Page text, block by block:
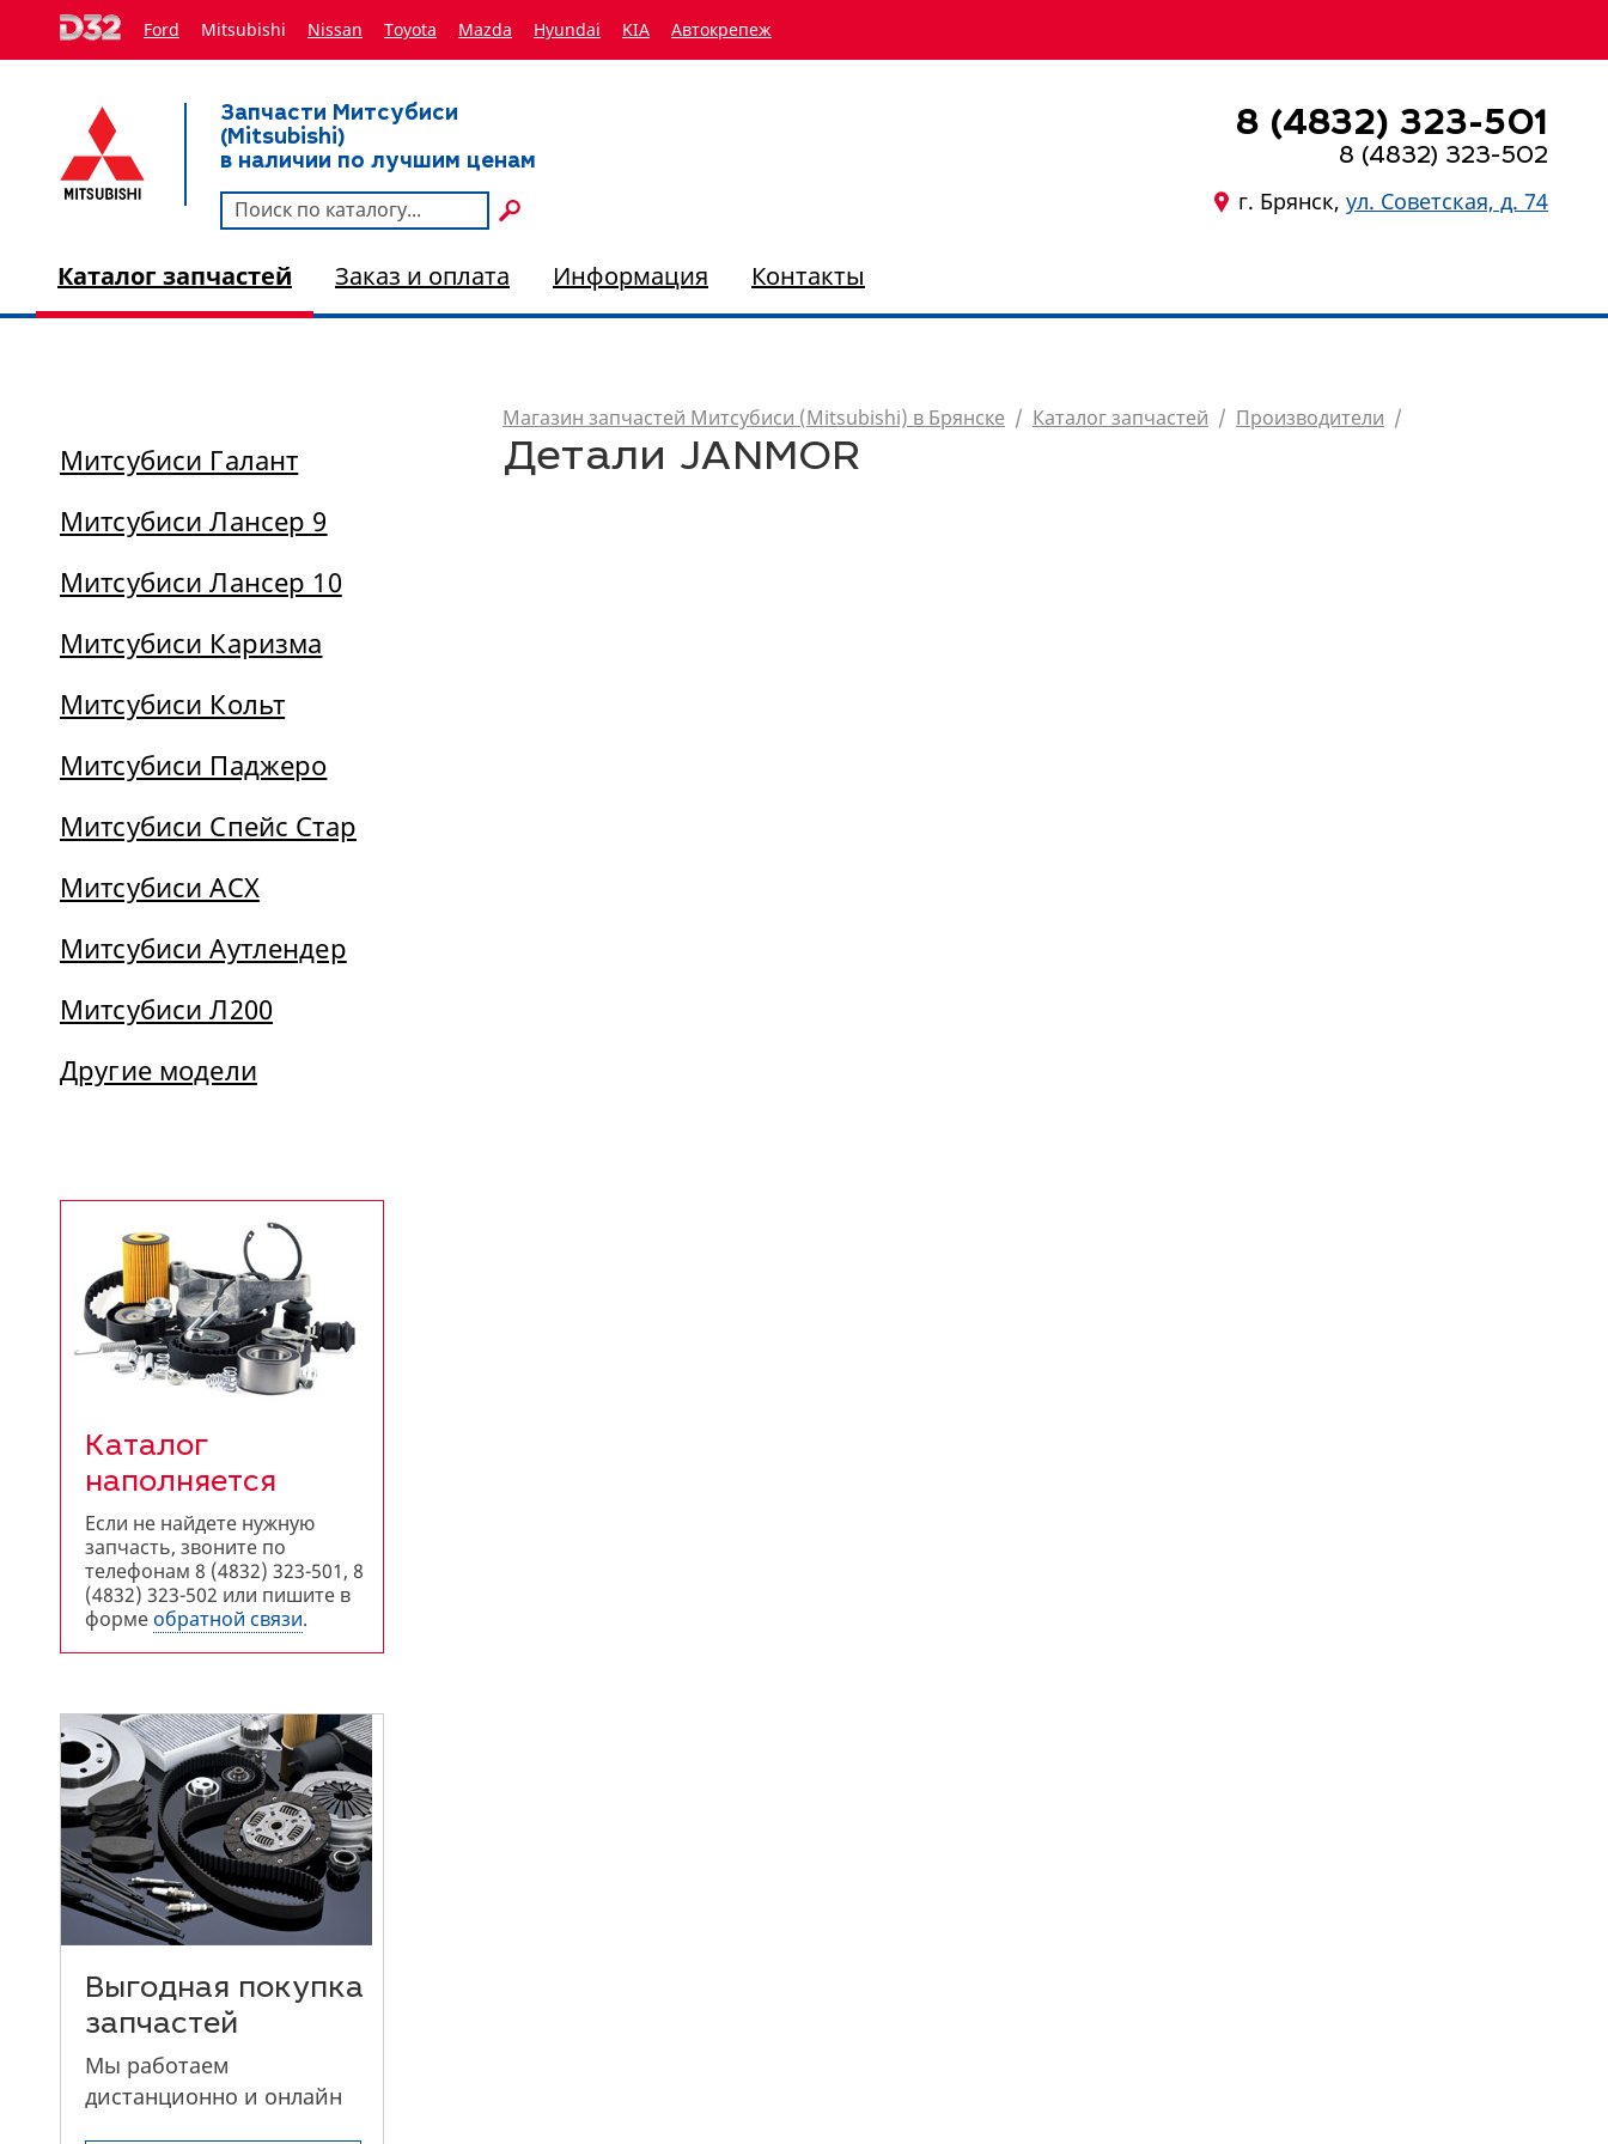
Ford Mitsubishi Nissan Toyota Мazda Hyundai KIA Автокрепеж
Запчасти Митсубиси
(Mitsubishi)
в наличии по лучшим ценам
8 (4832) 323-501
8 (4832) 323-502
г. Брянск, ул. Советская, д. 74
Каталог запчастей Заказ и оплата Информация Контакты
Митсубиси Галант
Митсубиси Лансер 9
Митсубиси Лансер 10
Митсубиси Каризма
Митсубиси Кольт
Митсубиси Паджеро
Митсубиси Спейс Стар
Митсубиси АСХ
Митсубиси Аутлендер
Митсубиси Л200
Другие модели
Каталог
наполняется
Если не найдете нужную
запчасть, звоните по
телефонам 8 (4832) 323-501, 8
(4832) 323-502 или пишите в
форме обратной связи.
Выгодная покупка
запчастей
Мы работаем
дистанционно и онлайн
Магазин запчастей Митсубиси (Mitsubishi) в Брянске / Каталог запчастей / Производители /
Детали JANMOR